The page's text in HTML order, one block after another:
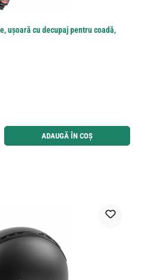
ușoară cu decupaj pentru coadă,
sau utilizați butoanele pentru a mări sau micșora
ADAUGĂ ÎN COȘ